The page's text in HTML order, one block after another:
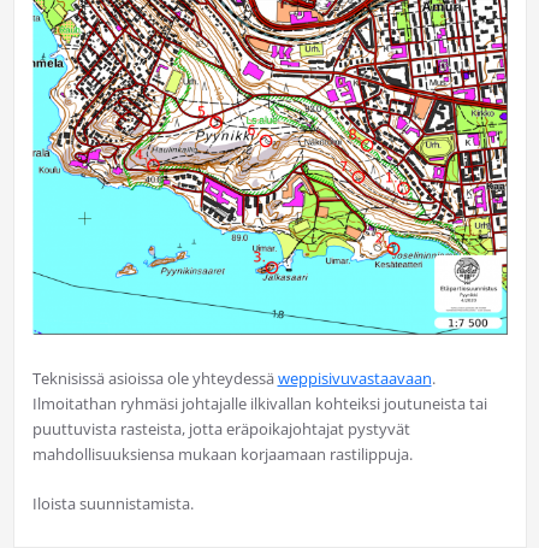
Teknisissä asioissa ole yhteydessäweppisivuvastaavaan.
Ilmoitathan ryhmäsi johtajalle ilkivallan kohteiksi joutuneista tai
puuttuvista rasteista, jotta eräpoikajohtajat pystyvät
mahdollisuuksiensa mukaan korjaamaan rastilippuja.
Iloista suunnistamista.